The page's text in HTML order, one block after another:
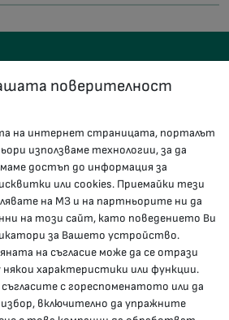
„Света Неделя“ №5
МРЕЖИ
поверителност
на интернет страницата, порталът
използваме технологии, за да
достъп до информация за
или cookies. Приемайки тези
на МЗ и на партньорите ни да
на този сайт, като поведението Ви
за Вашето устройство.
на съгласие може да се отрази
характеристики или функции.
съгласите с гореспоменатото или да
включително да упражните